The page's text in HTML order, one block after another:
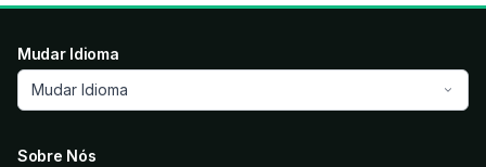
Mudar Idioma
Mudar Idioma
Sobre Nós